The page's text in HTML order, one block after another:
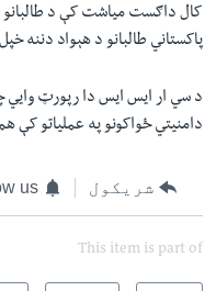
کال داګست مياشت کې د طالبانو
پاکستاني طالبانو د هېواد دننه
دامنیتي ځواکونو په عملیاتو کې
شریکول us
This item is part of